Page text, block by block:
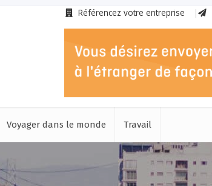
Référencez votre entreprise
Voyager dans le monde Travail